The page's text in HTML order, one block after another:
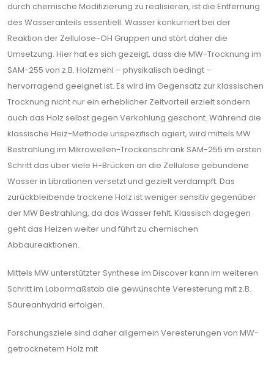
durch chemische Modifizierung zu realisieren, ist die Entfernung
des Wasseranteils essentiell. Wasser konkurriert bei der
Reaktion der Zellulose-OH Gruppen und stört daher die
Umsetzung. Hier hat es sich gezeigt, dass die MW-Trocknung im
SAM-255 von z.B. Holzmehl – physikalisch bedingt –
hervorragend geeignet ist. Es wird im Gegensatz zur klassischen
Trocknung nicht nur ein erheblicher Zeitvorteil erzielt sondern
auch das Holz selbst gegen Verkohlung geschont. Während die
klassische Heiz-Methode unspezifisch agiert, wird mittels MW
Bestrahlung im Mikrowellen-Trockenschrank SAM-255 im ersten
Schritt das über viele H-Brücken an die Zellulose gebundene
Wasser in Librationen versetzt und gezielt verdampft. Das
zurückbleibende trockene Holz ist weniger sensitiv gegenüber
der MW Bestrahlung, da das Wasser fehlt. Klassisch dagegen
geht das Heizen weiter und führt zu chemischen
Abbaureaktionen.
Mittels MW unterstützter Synthese im Discover kann im weiteren
Schritt im Labormaßstab die gewünschte Veresterung mit z.B.
Säureanhydrid erfolgen.
Forschungsziele sind daher allgemein Veresterungen von MW-
getrocknetem Holz mit